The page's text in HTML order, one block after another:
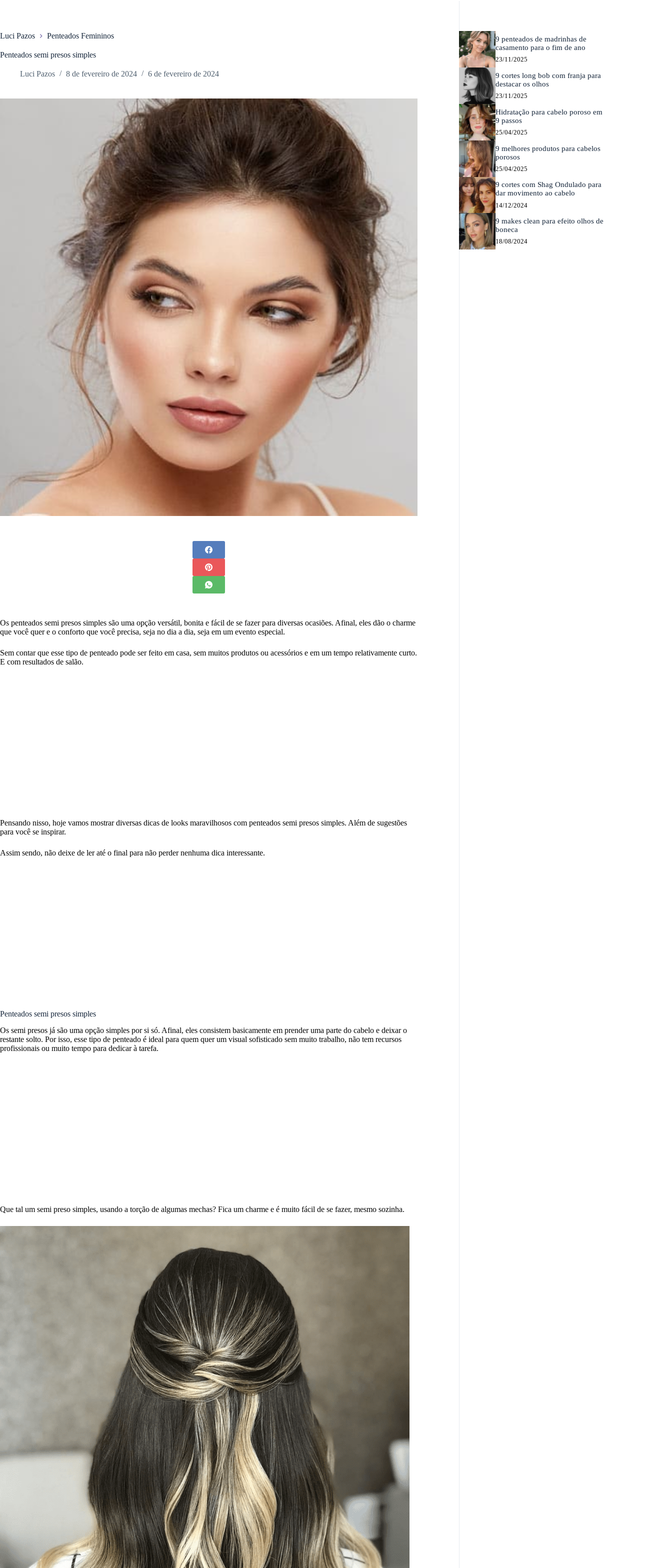
Luci Pazos Penteados Femininos
Penteados semi presos simples
Luci Pazos 8 de fevereiro de 2024 6 de fevereiro de 2024
Os penteados semi presos simples são uma opção versátil, bonita e fácil de se fazer para diversas ocasiões. Afinal, eles dão o charme
que você quer e o conforto que você precisa, seja no dia a dia, seja em um evento especial.
Sem contar que esse tipo de penteado pode ser feito em casa, sem muitos produtos ou acessórios e em um tempo relativamente curto.
E com resultados de salão.
Pensando nisso, hoje vamos mostrar diversas dicas de looks maravilhosos com penteados semi presos simples. Além de sugestões
para você se inspirar.
Assim sendo, não deixe de ler até o final para não perder nenhuma dica interessante.
Penteados semi presos simples
Os semi presos já são uma opção simples por si só. Afinal, eles consistem basicamente em prender uma parte do cabelo e deixar o
restante solto. Por isso, esse tipo de penteado é ideal para quem quer um visual sofisticado sem muito trabalho, não tem recursos
profissionais ou muito tempo para dedicar à tarefa.
Que tal um semi preso simples, usando a torção de algumas mechas? Fica um charme e é muito fácil de se fazer, mesmo sozinha.
9 penteados de madrinhas de
casamento para o fim de ano
23/11/2025
9 cortes long bob com franja para
destacar os olhos
23/11/2025
Hidratação para cabelo poroso em
9 passos
25/04/2025
9 melhores produtos para cabelos
porosos
25/04/2025
9 cortes com Shag Ondulado para
dar movimento ao cabelo
14/12/2024
9 makes clean para efeito olhos de
boneca
18/08/2024